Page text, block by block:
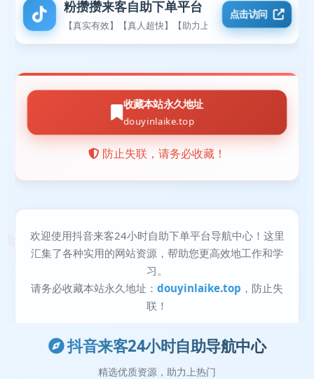
抖音来客24小时自助导航中心
精选优质资源，助力上热门